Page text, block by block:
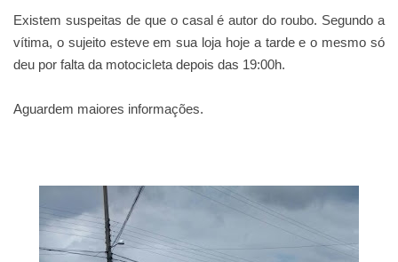
Existem suspeitas de que o casal é autor do roubo. Segundo a
vítima, o sujeito esteve em sua loja hoje a tarde e o mesmo só
deu por falta da motocicleta depois das 19:00h.
Aguardem maiores informações.